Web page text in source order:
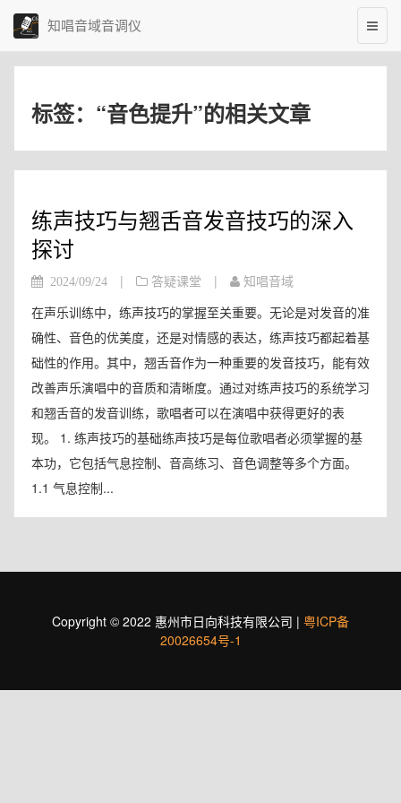
知唱音域音调仪
标签：“音色提升”的相关文章
练声技巧与翘舌音发音技巧的深入
探讨
2024/09/24 | 答疑课堂 | 知唱音域
在声乐训练中，练声技巧的掌握至关重要。无论是对发音的准
确性、音色的优美度，还是对情感的表达，练声技巧都起着基
础性的作用。其中，翘舌音作为一种重要的发音技巧，能有效
改善声乐演唱中的音质和清晰度。通过对练声技巧的系统学习
和翘舌音的发音训练，歌唱者可以在演唱中获得更好的表
现。 1. 练声技巧的基础练声技巧是每位歌唱者必须掌握的基
本功，它包括气息控制、音高练习、音色调整等多个方面。
1.1 气息控制...
Copyright © 2022 惠州市日向科技有限公司 | 粤ICP备
20026654号-1